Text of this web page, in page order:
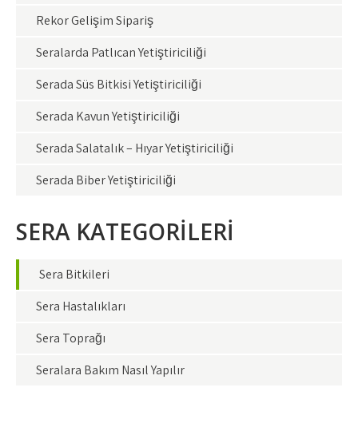
Rekor Gelişim Sipariş
Seralarda Patlıcan Yetiştiriciliği
Serada Süs Bitkisi Yetiştiriciliği
Serada Kavun Yetiştiriciliği
Serada Salatalık – Hıyar Yetiştiriciliği
Serada Biber Yetiştiriciliği
SERA KATEGORİLERİ
Sera Bitkileri
Sera Hastalıkları
Sera Toprağı
Seralara Bakım Nasıl Yapılır